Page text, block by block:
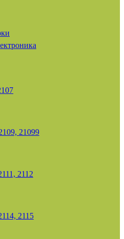
21099
2112
2115